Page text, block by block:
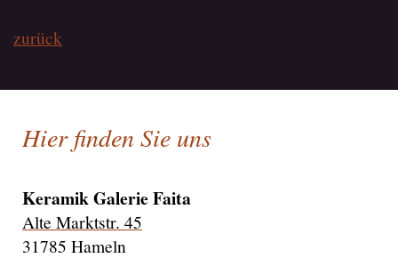
zurück
Hier finden Sie uns
Keramik Galerie Faita
Alte Marktstr. 45
31785 Hameln